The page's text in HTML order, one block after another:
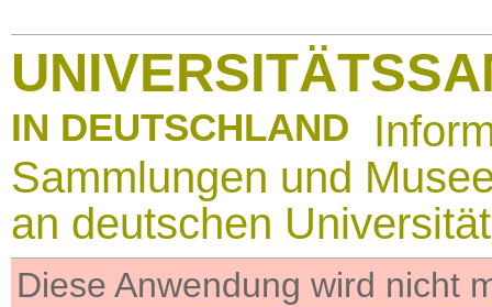
IN DEUTSCHLAND
Sammlungen und
an deutschen
Diese Anwendung wird nicht